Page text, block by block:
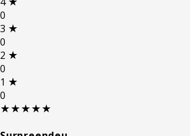
0
3 ★
0
2 ★
0
1 ★
0
★★★★★